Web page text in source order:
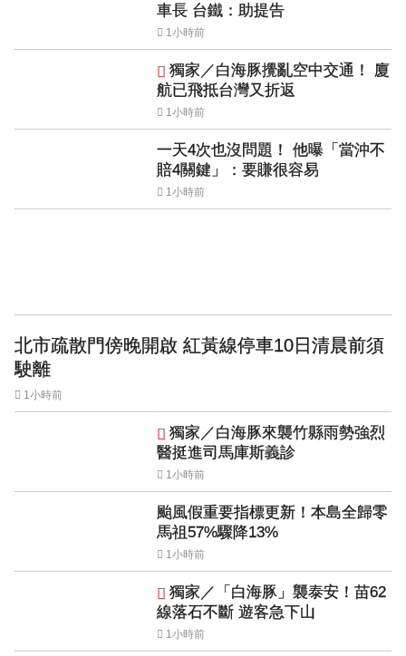
車長 台鐵：助提告
1小時前
獨家／白海豚攪亂空中交通！ 廈
航已飛抵台灣又折返
1小時前
一天4次也沒問題！ 他曝「當沖不
賠4關鍵」：要賺很容易
1小時前
北市疏散門傍晚開啟 紅黃線停車10日清晨前須
駛離
1小時前
獨家／白海豚來襲竹縣雨勢強烈
醫挺進司馬庫斯義診
1小時前
颱風假重要指標更新！本島全歸零
馬祖57%驟降13%
1小時前
獨家／「白海豚」襲泰安！苗62
線落石不斷 遊客急下山
1小時前